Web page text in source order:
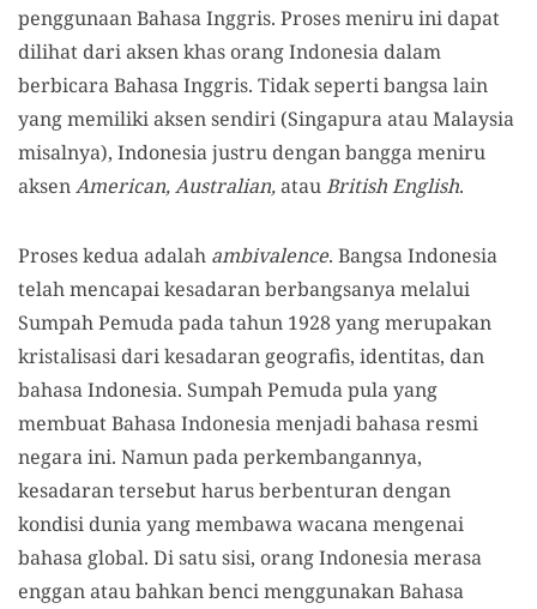
penggunaan Bahasa Inggris. Proses meniru ini dapat
dilihat dari aksen khas orang Indonesia dalam
berbicara Bahasa Inggris. Tidak seperti bangsa lain
yang memiliki aksen sendiri (Singapura atau Malaysia
misalnya), Indonesia justru dengan bangga meniru
aksenAmerican, Australian,atauBritish English.
Proses kedua adalah ambivalence. Bangsa Indonesia
telah mencapai kesadaran berbangsanya melalui
Sumpah Pemuda pada tahun 1928 yang merupakan
kristalisasi dari kesadaran geografis, identitas, dan
bahasa Indonesia. Sumpah Pemuda pula yang
membuat Bahasa Indonesia menjadi bahasa resmi
negara ini. Namun pada perkembangannya,
kesadaran tersebut harus berbenturan dengan
kondisi dunia yang membawa wacana mengenai
bahasa global. Di satu sisi, orang Indonesia merasa
enggan atau bahkan benci menggunakan Bahasa